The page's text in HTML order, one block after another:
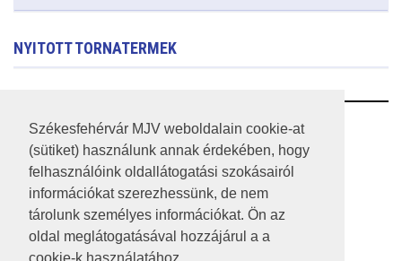
Székesfehérvár MJV weboldalain cookie-at
(sütiket) használunk annak érdekében, hogy
felhasználóink oldallátogatási szokásairól
információkat szerezhessünk, de nem
tárolunk személyes információkat. Ön az
oldal meglátogatásával hozzájárul a a
NYITOTT TORNATERMEK
RSS
A HONLAP 2017.03.31-I ÁLLAPOTA
JOGI NYILATKOZAT
IMPRESSZUM